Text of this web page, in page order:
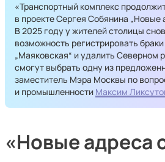
«Транспортный комплекс
в проекте Сергея Собянина „Новые
В 2025 году у жителей столицы
возможность регистрировать
„Маяковская“ и удалить Северном
смогут выбрать одну из
заместитель Мэра Москвы по
и промышленности Максим
«Новые адреса